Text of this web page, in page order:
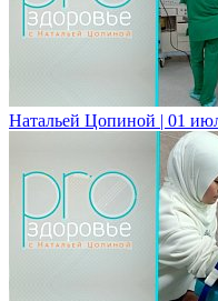
Натальей Цопиной | 01